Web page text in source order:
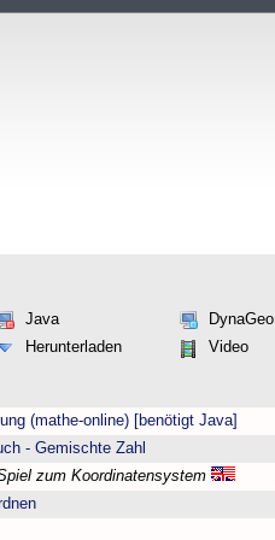
Java DynaGeo
Herunterladen Video
(mathe-online) [benötigt Java]
- Gemischte Zahl
zum Koordinatensystem